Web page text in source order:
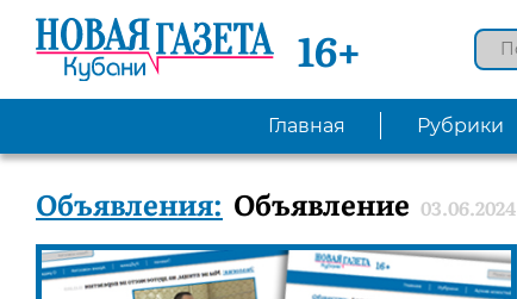
16+
Главная Рубрики
Объявления: Объявление 03.06.2024